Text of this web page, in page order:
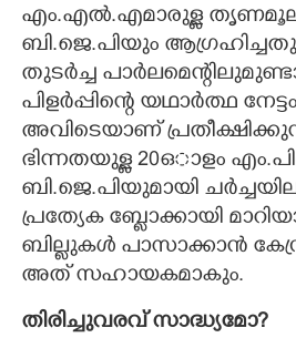
എം.എൽ.എമാരുള്ള
ബി.ജെ.പിയും
തുടർച്ച
പിളർപ്പിന്റെ യഥാർത്ഥ
അവിടെയാണ്
ഭിന്നതയുള്ള 20ഒാളം
ബി.ജെ.പിയുമായി
പ്രത്യേക ബ്ളോക്കായി
ബില്ലുകൾ പാസാക്കാൻ
അത് സഹായകമാകും.
തിരിച്ചുവരവ് സാദ്ധ്യമോ?